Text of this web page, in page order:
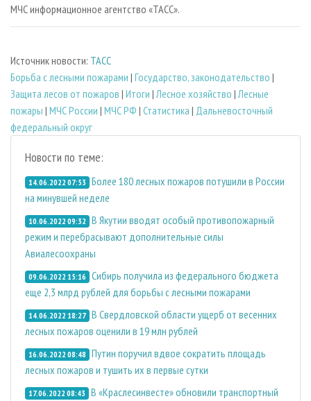
МЧС информационное агентство «ТАСС».
Источник новости: ТАСС
Борьба с лесными пожарами | Государство, законодательство |
Защита лесов от пожаров | Итоги |Лесное хозяйство |Лесные
пожары | МЧС России | МЧС РФ | Статистика | Дальневосточный
федеральный округ
Новости по теме:
14.06.2022 07:53 Более 180 лесных пожаров потушили в России
на минувшей неделе
10.06.2022 09:32 В Якутии вводят особый противопожарный
режим и перебрасывают дополнительные силы
Авиалесоохраны
09.06.2022 15:16 Сибирь получила из федерального бюджета
еще 2,3 млрд рублей для борьбы с лесными пожарами
14.06.2022 18:27 В Свердловской области ущерб от весенних
лесных пожаров оценили в 19 млн рублей
16.06.2022 08:48 Путин поручил вдвое сократить площадь
лесных пожаров и тушить их в первые сутки
17.06.2022 08:43 В «Краслесинвесте» обновили транспортный